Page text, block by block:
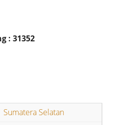
: 31352
Sumatera Selatan